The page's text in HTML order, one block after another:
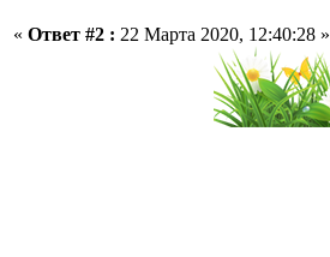
« Ответ #2 : 22 Марта 2020, 12:40:28 »